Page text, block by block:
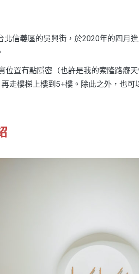
北信義區的吳興街，於2020年的四月
位置有點隱密（也許是我的索隆路癡
走樓梯上樓到5+樓。除此之外，也可